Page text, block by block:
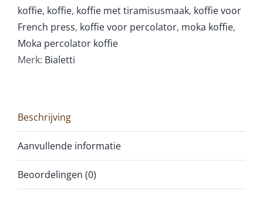
koffie, koffie, koffie met tiramisusmaak, koffie voor
French press, koffie voor percolator, moka koffie,
Moka percolator koffie
Merk: Bialetti
Beschrijving
Aanvullende informatie
Beoordelingen (0)